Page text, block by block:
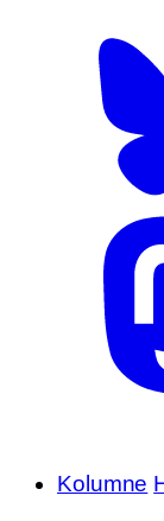
Kolumne